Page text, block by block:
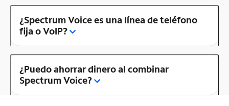
¿Spectrum Voice es una línea de teléfono
fija o VoIP?
¿Puedo ahorrar dinero al combinar
Spectrum Voice?